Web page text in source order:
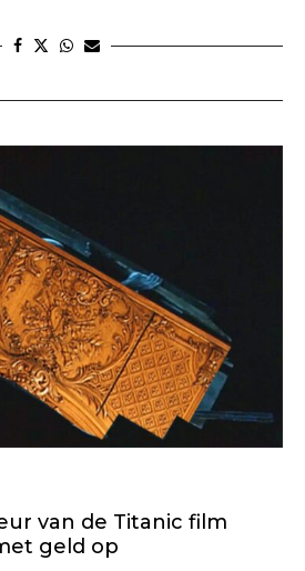
van de Titanic film
geld op